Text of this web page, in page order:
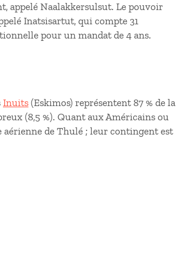
appelé Naalakkersulsut. Le pouvoir
Inatsisartut, qui compte 31
pour un mandat de 4 ans.
Inuits (Eskimos) représentent 87 % de la
(8,5 %). Quant aux Américains ou
aérienne de Thulé ; leur contingent est